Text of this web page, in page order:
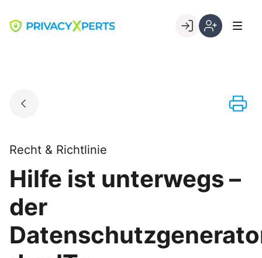
content
Go to landing page.
Recht & Richtlinie
Hilfe ist unterwegs –
der